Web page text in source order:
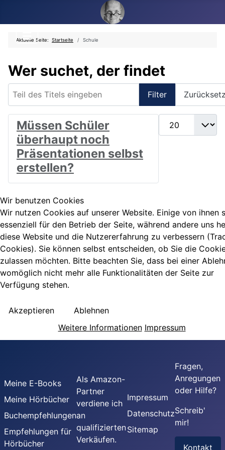
Aktuelle Seite: Startseite Schule
Wer suchet, der findet
Filter
Müssen Schüler
überhaupt noch
Präsentationen selbst
erstellen?
Meine E-Books
Meine Hörbücher
Buchempfehlungen
Empfehlungen für
Hörbücher
Als Amazon-
Partner
verdiene ich
an
qualifizierten
Verkäufen.
Impressum
Datenschutz
Sitemap
Fragen,
Anregungen
oder Hilfe?
Schreib'
mir!
Kontakt
Wir benutzen Cookies
Wir nutzen Cookies auf unserer Website. Einige von ihnen
essenziell für den Betrieb der Seite, während andere uns
diese Website und die Nutzererfahrung zu verbessern
Cookies). Sie können selbst entscheiden, ob Sie die
zulassen möchten. Bitte beachten Sie, dass bei einer
womöglich nicht mehr alle Funktionalitäten der Seite zur
Verfügung stehen.
Akzeptieren
Ablehnen
Weitere Informationen Impressum